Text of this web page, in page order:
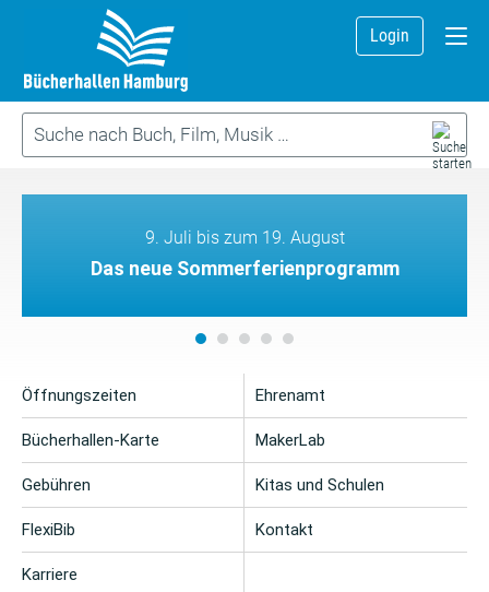
Login
9. Juli bis zum 19. August
Das neue Sommerferienprogramm
Öffnungszeiten
Bücherhallen-Karte
Gebühren
FlexiBib
Karriere
Ehrenamt
MakerLab
Kitas und Schulen
Kontakt